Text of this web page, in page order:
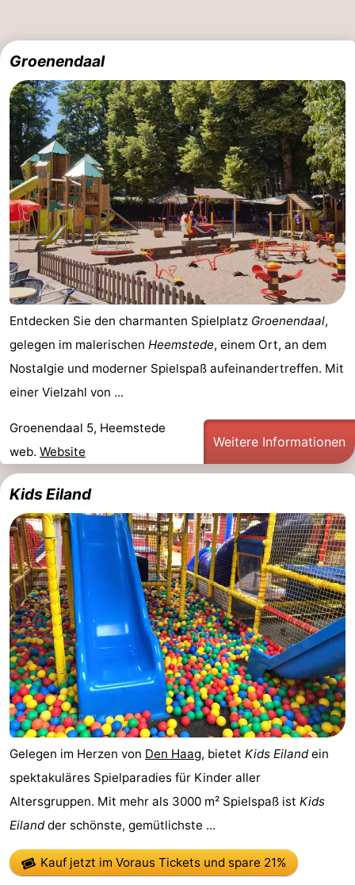
-
Natur
Hollands
Duin
-
Katwijk
-
Scheveningen
-
Den
Haag
-
Rotterdam
-
Rockanje
Wetter
Kontakt
Groenendaal
Entdecken Sie den charmanten Spielplatz Groenendaal,
gelegen im malerischen Heemstede, einem Ort, an dem
Nostalgie und moderner Spielspaß aufeinandertreffen. Mit
einer Vielzahl von ...
Groenendaal 5, Heemstede
web. Website
Weitere Informationen
Kids Eiland
Gelegen im Herzen von Den Haag, bietet Kids Eilandein
spektakuläres Spielparadies für Kinder aller
Altersgruppen. Mit mehr als 3000 m² Spielspaß ist Kids
Eilandder schönste, gemütlichste ...
Kauf jetzt im Voraus Tickets und spare 21%